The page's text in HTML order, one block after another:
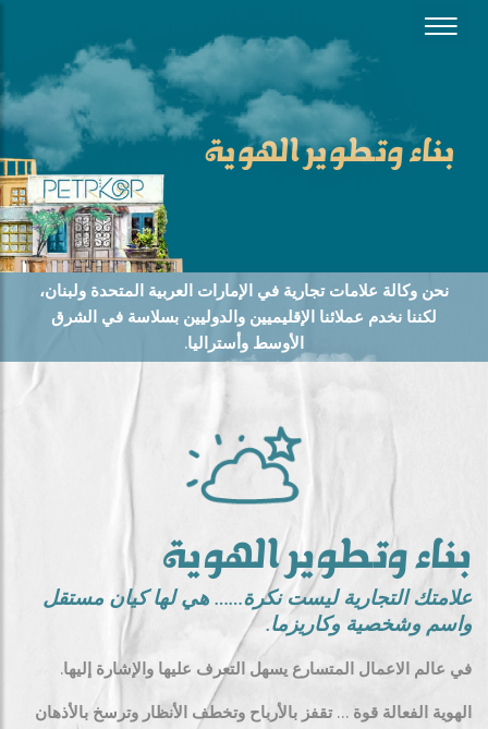
بناء وتطوير الهوية
نحن وكالة علامات تجارية في الإمارات العربية المتحدة ولبنان،
لكننا نخدم عملائنا الإقليميين والدوليين بسلاسة في الشرق
الأوسط وأستراليا.
بناء وتطوير الهوية
علامتك التجارية ليست نكرة…… هي لها كيان مستقل
واسم وشخصية وكاريزما.
في عالم الاعمال المتسارع يسهل التعرف عليها والإشارة إليها.
الهوية الفعالة قوة … تقفز بالأرباح وتخطف الأنظار وترسخ بالأذهان